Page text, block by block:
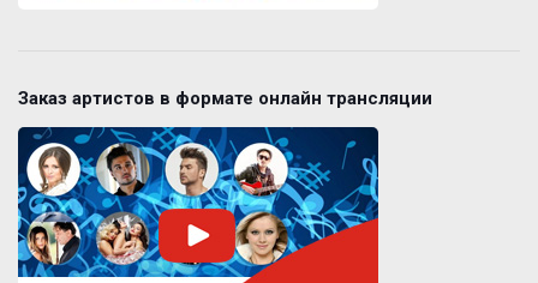
Заказ артистов в формате онлайн трансляции